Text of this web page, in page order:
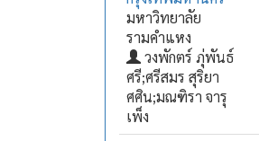
มหาวิทยาลัย
รามคำแหง
วงพักตร์ ภุ่พันธ์
ศรี;ศรีสมร สุริยา
ศศิน;มณฑิรา จารุ
เพ็ง